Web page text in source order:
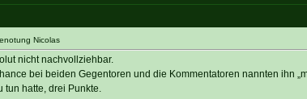
Nicolas
nicht nachvollziehbar.
bei beiden Gegentoren und die Kommentatoren nannten ihn
tun hatte, drei Punkte.